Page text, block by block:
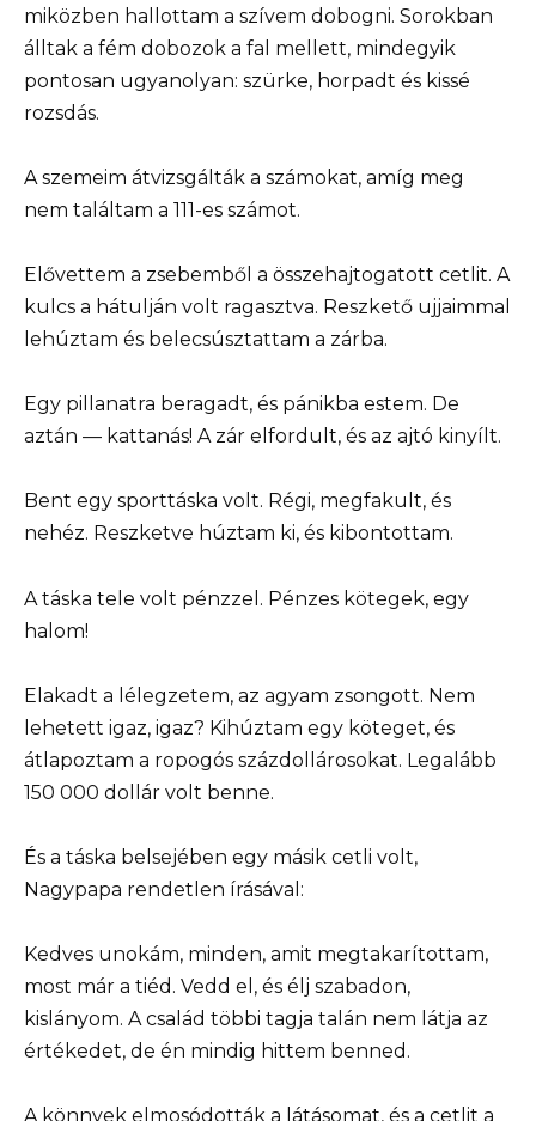
miközben hallottam a szívem dobogni. Sorokban
álltak a fém dobozok a fal mellett, mindegyik
pontosan ugyanolyan: szürke, horpadt és kissé
rozsdás.
A szemeim átvizsgálták a számokat, amíg meg
nem találtam a 111-es számot.
Elővettem a zsebemből a összehajtogatott cetlit. A
kulcs a hátulján volt ragasztva. Reszkető ujjaimmal
lehúztam és belecsúsztattam a zárba.
Egy pillanatra beragadt, és pánikba estem. De
aztán — kattanás! A zár elfordult, és az ajtó kinyílt.
Bent egy sporttáska volt. Régi, megfakult, és
nehéz. Reszketve húztam ki, és kibontottam.
A táska tele volt pénzzel. Pénzes kötegek, egy
halom!
Elakadt a lélegzetem, az agyam zsongott. Nem
lehetett igaz, igaz? Kihúztam egy köteget, és
átlapoztam a ropogós százdollárosokat. Legalább
150 000 dollár volt benne.
És a táska belsejében egy másik cetli volt,
Nagypapa rendetlen írásával:
Kedves unokám, minden, amit megtakarítottam,
most már a tiéd. Vedd el, és élj szabadon,
kislányom. A család többi tagja talán nem látja az
értékedet, de én mindig hittem benned.
A könnyek elmosódották a látásomat, és a cetlit a